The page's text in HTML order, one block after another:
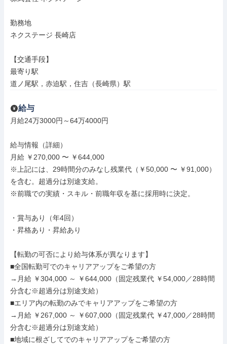
勤務地
ネクステージ 長崎店
【交通手段】
最寄り駅
道ノ尾駅，赤迫駅，住吉（長崎県）駅
給与
月給24万3000円～64万4000円
給与情報（詳細）
月給 ￥270,000 〜 ￥644,000
※上記には、29時間分のみなし残業代（￥50,000 〜 ￥91,000）
を含む。超過分は別途支給。
※前職での実績・スキル・前職年収を基に採用時に決定。
・賞与あり（年4回）
・昇格あり・昇給あり
【転勤の可否により給与体系が異なります】
■全国転勤可でのキャリアアップをご希望の方
→月給 ￥304,000 ～ ￥644,000（固定残業代 ￥54,000／28時間
分含む※超過分は別途支給）
■エリア内の転勤のみでキャリアアップをご希望の方
→月給 ￥267,000 ～ ￥607,000（固定残業代 ￥47,000／28時間
分含む※超過分は別途支給）
■地域に根ざしてでのキャリアアップをご希望の方